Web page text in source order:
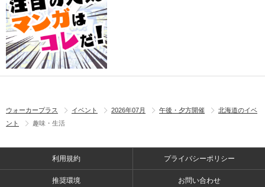
ウォーカープラス イベント 2026年07月 午後・夕方開催
北海道のイベ
ント
趣味・生活
利用規約 プライバシーポリシー
推奨環境 お問い合わせ